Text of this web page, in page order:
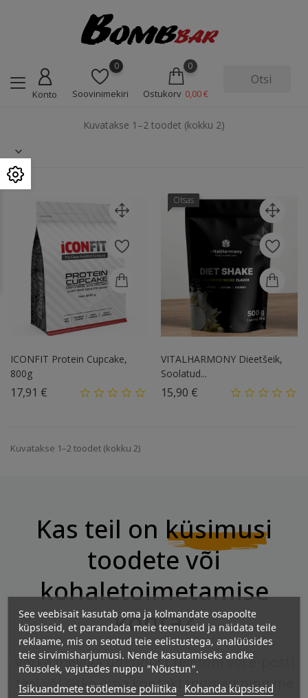
Konto
0
Soovinimekiri
0
Ostukorv 0,00 €
Kuvatakse 1–2 toodet (kokku 2)
ICONFIT Protein Cupcake,
800g
17,91 €
Otsas
VITALHARMONY Dieetšeik,
Soolatud...
15,90 €
Kuvatakse 1–2 toodet (kokku 2)
Kas teil on küsimusi
toodete või
kohaletoimetamise
kohta?
Võtke meiega ühendust telefoni või e-posti
teel või jätke oma kontaktandmed ning me
See veebisait kasutab oma ja kolmandate osapoolte
küpsiseid, et parandada meie teenuseid ja näidata teile
reklaame, mis on seotud teie eelistustega, analüüsides
teie sirvimisharjumusi. Nende kasutamiseks andke
nõusolek, vajutades nuppu "Nõustun".
Isikuandmete töötlemise poliitika Kohanda küpsiseid